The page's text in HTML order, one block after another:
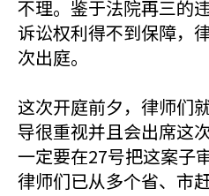
不理。鉴于法院再三的
诉讼权利得不到保障，
次出庭。
这次开庭前夕，律师们
导很重视并且会出席这
一定要在27号把这案子
律师们已从多个省、市